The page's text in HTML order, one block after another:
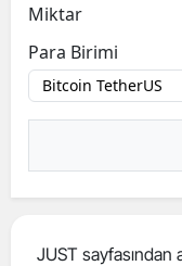
Miktar
Para Birimi
JUST sayfasından